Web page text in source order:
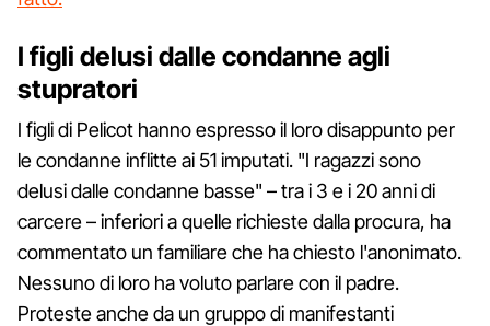
I figli delusi dalle condanne agli
stupratori
I figli di Pelicot hanno espresso il loro disappunto per
le condanne inflitte ai 51 imputati. "I ragazzi sono
delusi dalle condanne basse" – tra i 3 e i 20 anni di
carcere – inferiori a quelle richieste dalla procura, ha
commentato un familiare che ha chiesto l'anonimato.
Nessuno di loro ha voluto parlare con il padre.
Proteste anche da un gruppo di manifestanti